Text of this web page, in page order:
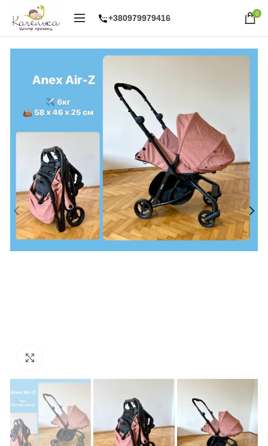
+380979979416 0